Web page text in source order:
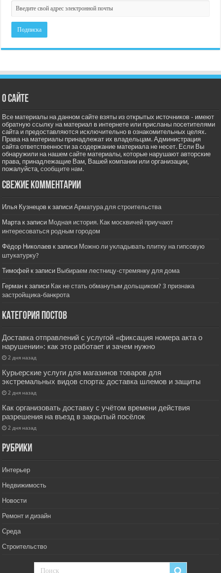
О сайте
Все материалы на данном сайте взяты из открытых источников - имеют
обратную ссылку на материал в интернете или присланы посетителями
сайта и предоставляются исключительно в ознакомительных целях.
Права на материалы принадлежат их владельцам. Администрация
сайта ответственности за содержание материала не несет. Если Вы
обнаружили на нашем сайте материалы, которые нарушают авторские
права, принадлежащие Вам, Вашей компании или организации,
пожалуйста,сообщите нам.
Свежие комментарии
Илья Кузнецов к записиАрматура для строительства
Мартак записи Модная история. Как москвичей приучают
интересоваться родным городом
Фёдор Николаев к записи Можно ли укладывать плитку на гипсовую
штукатурку?
Тимофей к записи Выбираем лестницу-стремянку для дома
Герман к записи Как не стать обманутым дольщиком? 3 признака
застройщика-банкрота
Категория постов
Доставка отправлений с услугой «фиксация номера акта о
нарушении»: как это работает и зачем нужно
2 дня назад
Курьерские услуги для магазинов товаров для
экстремальных видов спорта: доставка шлемов и защиты
2 дня назад
Как организовать доставку с учётом времени действия
разрешения на въезд в закрытый посёлок
2 дня назад
РУбрики
Интерьер
Недвижимость
Новости
Ремонт и дизайн
Среда
Строительство